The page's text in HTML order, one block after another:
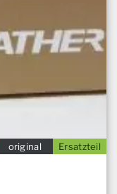
Ersatzteil
original